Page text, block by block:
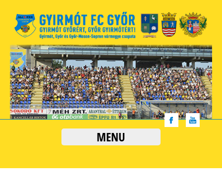
MENU